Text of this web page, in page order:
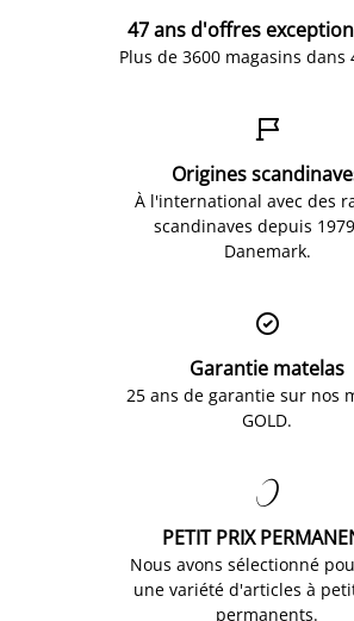
47 ans d'offres
Plus de 3600 magasins dans

Origines
À l'international avec des
scandinaves depuis
Danemark.

Garantie matelas
25 ans de garantie sur nos
GOLD.

PETIT PRIX
Nous avons sélectionné
une variété d'articles à
permanents.